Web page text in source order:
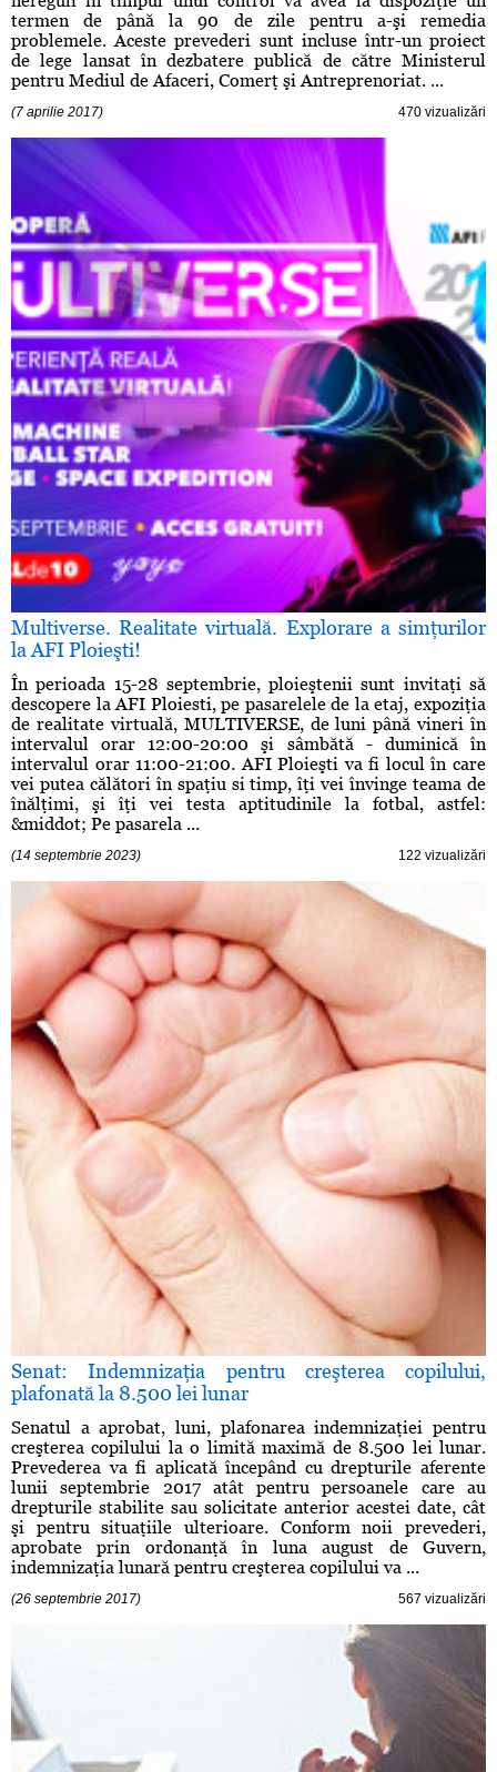
termen de până la 90 de zile pentru a-şi remedia
problemele. Aceste prevederi sunt incluse într-un proiect
de lege lansat în dezbatere publică de către Ministerul
pentru Mediul de Afaceri, Comerţ şi Antreprenoriat. ...
(7 aprilie 2017) 470 vizualizări
Multiverse. Realitate virtuală. Explorare a simţurilor
la AFI Ploieşti!
În perioada 15-28 septembrie, ploieştenii sunt invitaţi să
descopere la AFI Ploiesti, pe pasarelele de la etaj, expoziţia
de realitate virtuală, MULTIVERSE, de luni până vineri în
intervalul orar 12:00-20:00 şi sâmbătă - duminică în
intervalul orar 11:00-21:00. AFI Ploieşti va fi locul în care
vei putea călători în spaţiu si timp, îţi vei învinge teama de
înălţimi, şi îţi vei testa aptitudinile la fotbal, astfel:
&middot; Pe pasarela ...
(14 septembrie 2023) 122 vizualizări
Senat: Indemnizaţia pentru creşterea copilului,
plafonată la 8.500 lei lunar
Senatul a aprobat, luni, plafonarea indemnizaţiei pentru
creşterea copilului la o limită maximă de 8.500 lei lunar.
Prevederea va fi aplicată începând cu drepturile aferente
lunii septembrie 2017 atât pentru persoanele care au
drepturile stabilite sau solicitate anterior acestei date, cât
şi pentru situaţiile ulterioare. Conform noii prevederi,
aprobate prin ordonanţă în luna august de Guvern,
indemnizaţia lunară pentru creşterea copilului va ...
(26 septembrie 2017) 567 vizualizări